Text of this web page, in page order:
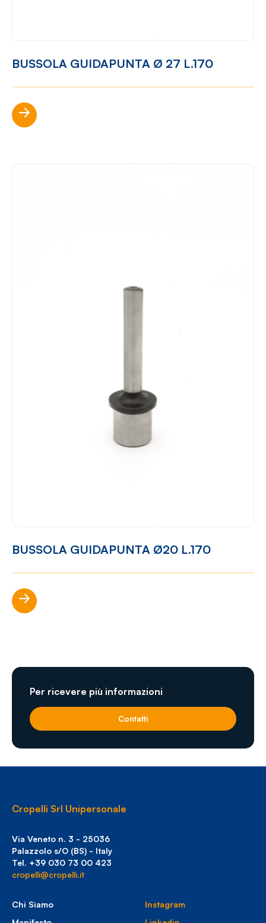
BUSSOLA GUIDAPUNTA Ø 27 L.170
Scopri di più
BUSSOLA GUIDAPUNTA Ø20 L.170
Scopri di più
Per ricevere più informazioni
Contatti
Cropelli Srl Unipersonale
Via Veneto n. 3 - 25036
Palazzolo s/O (BS) - Italy
Tel. +39 030 73 00 423
cropelli@cropelli.it
Chi Siamo
Instagram